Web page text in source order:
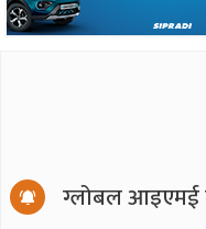
ग्लोबल आइएमई